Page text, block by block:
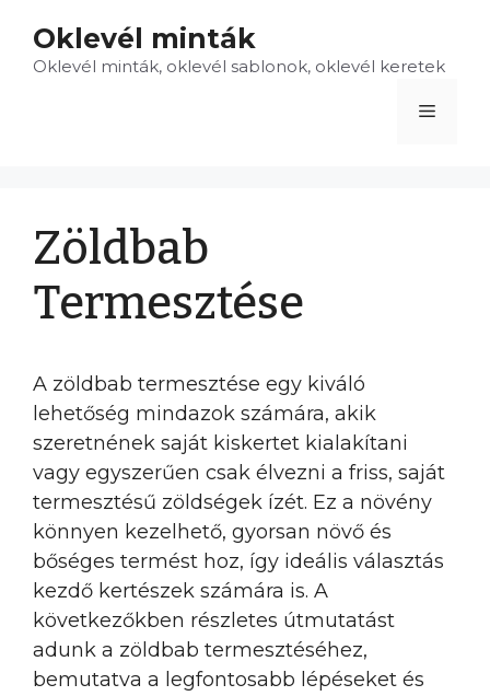
tartalomba
Oklevél minták
Oklevél minták, oklevél sablonok, oklevél keretek
Menü
Zöldbab
Termesztése
A zöldbab termesztése egy kiváló
lehetőség mindazok számára, akik
szeretnének saját kiskertet kialakítani
vagy egyszerűen csak élvezni a friss, saját
termesztésű zöldségek ízét. Ez a növény
könnyen kezelhető, gyorsan növő és
bőséges termést hoz, így ideális választás
kezdő kertészek számára is. A
következőkben részletes útmutatást
adunk a zöldbab termesztéséhez,
bemutatva a legfontosabb lépéseket és